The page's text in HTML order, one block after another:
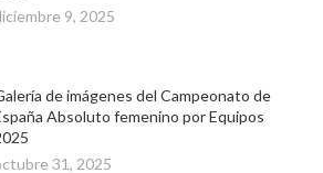
9, 2025
de imágenes del Campeonato de
Absoluto femenino por Equipos
31, 2025